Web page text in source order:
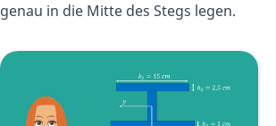
genau in die Mitte des Stegs legen.